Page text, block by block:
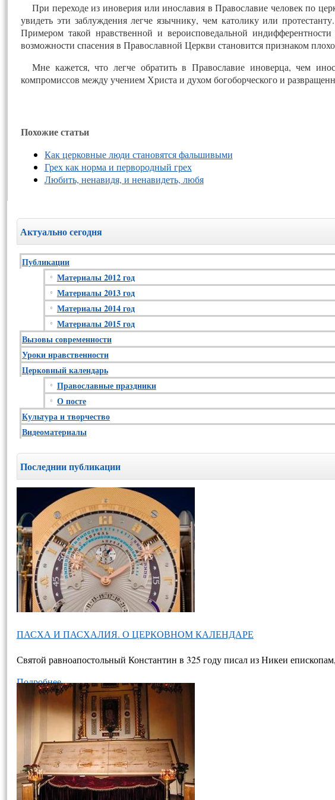
При переходе из иноверия или инославия в Православие человек по
увидеть эти заблуждения легче язычнику, чем католику или
Примером такой нравственной и вероисповедальной
возможности спасения в Православной Церкви становится признаком
Мне кажется, что легче обратить в Православие иноверца, чем
компромиссов между учением Христа и духом богоборческого и
Похожие статьи
Как церковные люди становятся фальшивыми
Грех как норма и первородный грех
Любить, ненавидя, и ненавидеть, любя
Актуально сегодня
Публикации
Материалы 2012 год
Материалы 2013 год
Материалы 2014 год
Материалы 2015 год
Вызовы современности
Уроки нравственности
Церковный календарь
Православные праздники
О посте
Культура и творчество
Видеоматериалы
Последнии публикации
ПАСХА И ПАСХАЛИЯ. О ЦЕРКОВНОМ КАЛЕНДАРЕ
Святой равноапостольный Константин в 325 году писал из Никеи
Подробнее…